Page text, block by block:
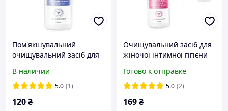
Пом'якшувальний
очищувальний засіб для
avon
В наличии
5.0 (1)
120₴
Очищувальний засіб для
жіночої інтимної гігієни
екстрактом ромашки 250
мл
Готово к отправке
5.0 (2)
169₴